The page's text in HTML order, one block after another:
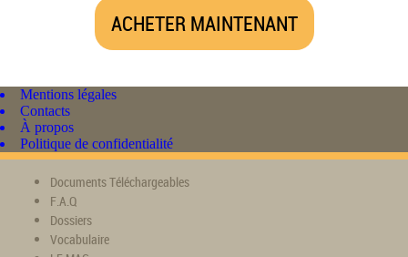
ACHETER MAINTENANT
Mentions légales
Contacts
À propos
Politique de confidentialité
Documents Téléchargeables
F.A.Q
Dossiers
Vocabulaire